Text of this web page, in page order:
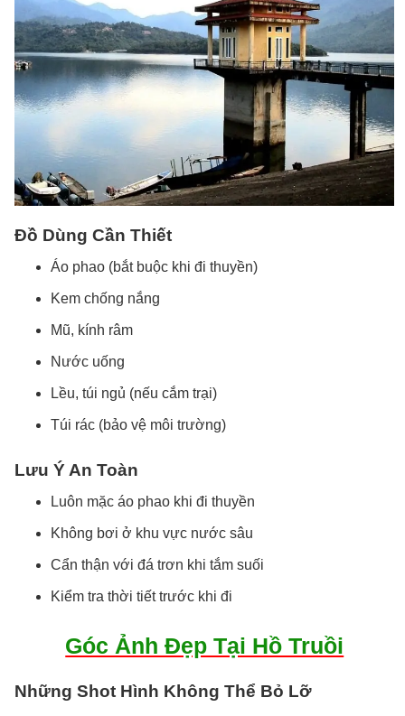
Đồ Dùng Cần Thiết
Áo phao (bắt buộc khi đi thuyền)
Kem chống nắng
Mũ, kính râm
Nước uống
Lều, túi ngủ (nếu cắm trại)
Túi rác (bảo vệ môi trường)
Lưu Ý An Toàn
Luôn mặc áo phao khi đi thuyền
Không bơi ở khu vực nước sâu
Cẩn thận với đá trơn khi tắm suối
Kiểm tra thời tiết trước khi đi
Góc Ảnh Đẹp Tại Hồ Truồi
Những Shot Hình Không Thể Bỏ Lỡ